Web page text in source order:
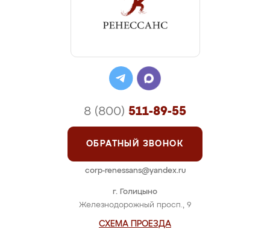
г. Голицыно
Железнодорожный просп., 9
СХЕМА ПРОЕЗДА
8 (800) 511-89-55
ОБРАТНЫЙ ЗВОНОК
corp-renessans@yandex.ru